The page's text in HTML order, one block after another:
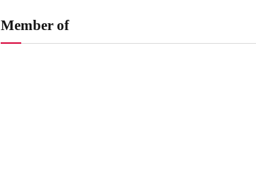
Member of